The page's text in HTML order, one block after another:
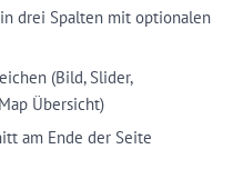
drei Spalten mit optionalen
(Bild, Slider,
Übersicht)
am Ende der Seite